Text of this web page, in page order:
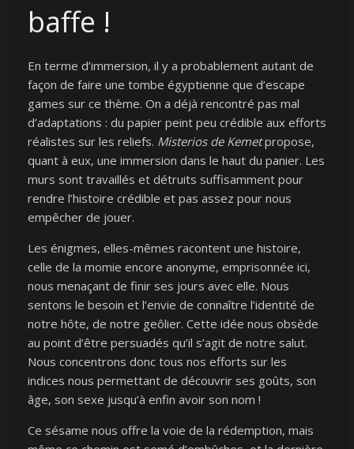
baffe !
En terme d’immersion, il y a probablement autant de
façon de faire une tombe égyptienne que d’escape
games sur ce thème. On a déjà rencontré pas mal
d’adaptations : du papier peint peu crédible aux efforts
réalistes sur les reliefs. Misterios de Kemetpropose,
quant à eux, une immersion dans le haut du panier. Les
murs sont travaillés et détruits suffisamment pour
rendre l’histoire crédible et pas assez pour nous
empêcher de jouer.
Les énigmes, elles-mêmes racontent une histoire,
celle de la momie encore anonyme, emprisonnée ici,
nous menaçant de finir ses jours avec elle. Nous
sentons le besoin et l’envie de connaître l’identité de
notre hôte, de notre geôlier. Cette idée nous obsède
au point d’être persuadés qu’il s’agit de notre salut.
Nous concentrons donc tous nos efforts sur les
indices nous permettant de découvrir ses goûts, son
âge, son sexe jusqu’à enfin avoir son nom !
Ce sésame nous offre la voie de la rédemption, mais